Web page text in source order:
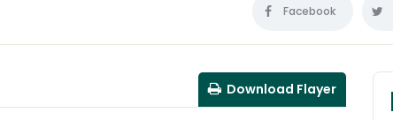
Facebook
Download Flayer